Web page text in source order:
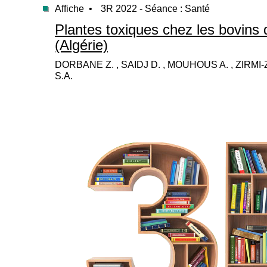
Affiche • 3R 2022 - Séance : Santé
Plantes toxiques chez les bovins
(Algérie)
DORBANE Z. , SAIDJ D. , MOUHOUS A. ,
S.A.